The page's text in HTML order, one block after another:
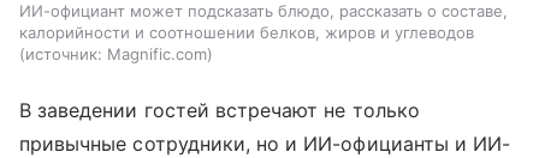
ИИ-официант может подсказать блюдо, рассказать о составе,
калорийности и соотношении белков, жиров и углеводов
источник: Magnific.com
В заведении гостей встречают не только
привычные сотрудники, но и ИИ-официанты и ИИ-